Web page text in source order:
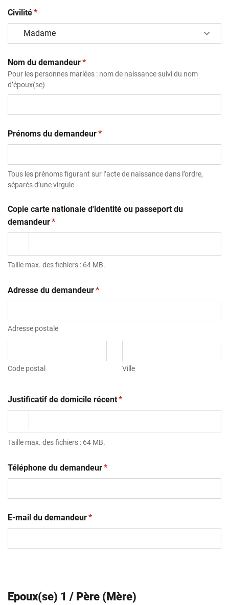
Civilité(obligatoire)
*
Nom du demandeur(obligatoire)
*
Pour les personnes mariées : nom de naissance suivi du nom
d’époux(se)
Prénoms du demandeur(obligatoire)
*
Tous les prénoms figurant sur l’acte de naissance dans l’ordre,
séparés d’une virgule
Copie carte nationale d'identité ou passeport du
demandeur(obligatoire)
*
Taille max. des fichiers : 64 MB.
Adresse du demandeur(obligatoire)
*
Adresse postale
Code postal Ville
Justificatif de domicile récent(obligatoire)
*
Taille max. des fichiers : 64 MB.
Téléphone du demandeur(obligatoire)
*
E-mail du demandeur(obligatoire)
*
Epoux(se) 1 / Père (Mère)